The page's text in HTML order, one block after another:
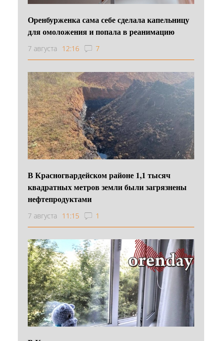
Оренбурженка сама себе сделала капельницу
для омоложения и попала в реанимацию
7 августа 12:16 7
В Красногвардейском районе 1,1 тысяч
квадратных метров земли были загрязнены
нефтепродуктами
7 августа 11:15 1